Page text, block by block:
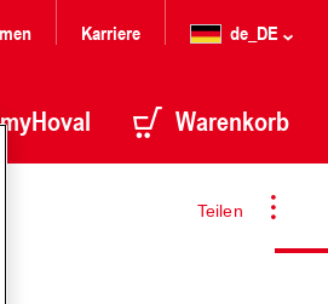
Karriere de_DE
myHoval Warenkorb
Teilen